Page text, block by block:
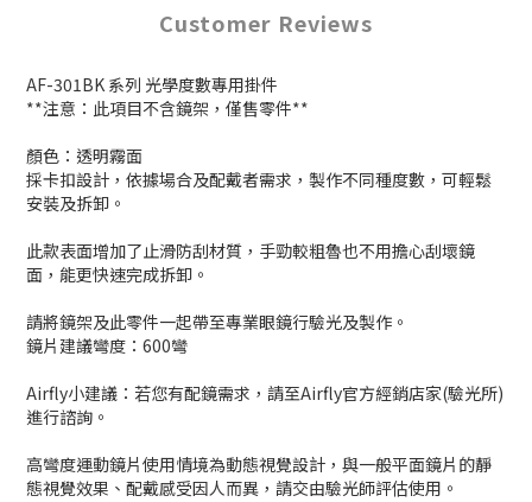
Customer Reviews
AF-301BK 系列 光學度數專用掛件
**注意：此項目不含鏡架，僅售零件**
顏色：透明霧面
採卡扣設計，依據場合及配戴者需求，製作不同種度數，可輕鬆
安裝及拆卸。
此款表面增加了止滑防刮材質，手勁較粗魯也不用擔心刮壞鏡
面，能更快速完成拆卸。
請將鏡架及此零件一起帶至專業眼鏡行驗光及製作。
鏡片建議彎度：600彎
Airfly小建議：若您有配鏡需求，請至Airfly官方經銷店家(驗光所)
進行諮詢。
高彎度運動鏡片使用情境為動態視覺設計，與一般平面鏡片的靜
態視覺效果、配戴感受因人而異，請交由驗光師評估使用。